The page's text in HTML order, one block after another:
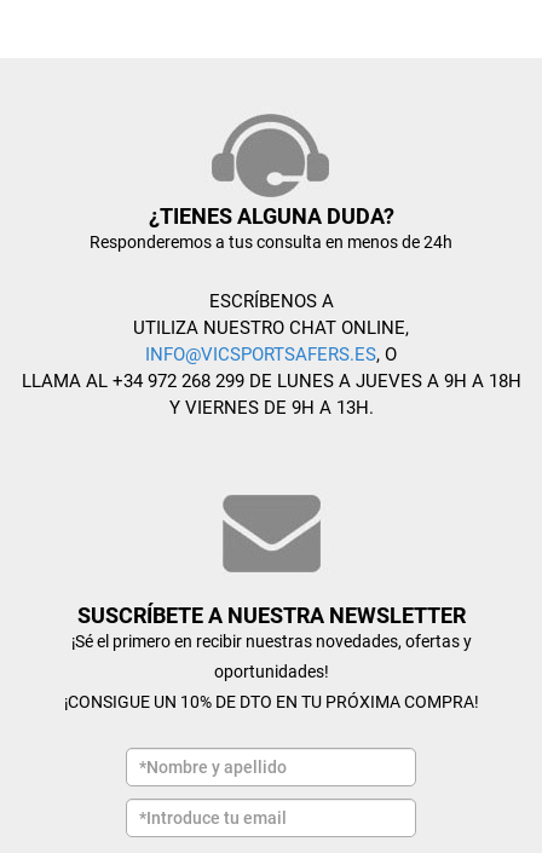
¿TIENES ALGUNA DUDA?
Responderemos a tus consulta en menos de 24h
ESCRÍBENOS A
UTILIZA NUESTRO CHAT ONLINE,
INFO@VICSPORTSAFERS.ES, O
LLAMA AL +34 972 268 299 DE LUNES A JUEVES A 9H A 18H
Y VIERNES DE 9H A 13H.
SUSCRÍBETE A NUESTRA NEWSLETTER
¡Sé el primero en recibir nuestras novedades, ofertas y
oportunidades!
¡CONSIGUE UN 10% DE DTO EN TU PRÓXIMA COMPRA!